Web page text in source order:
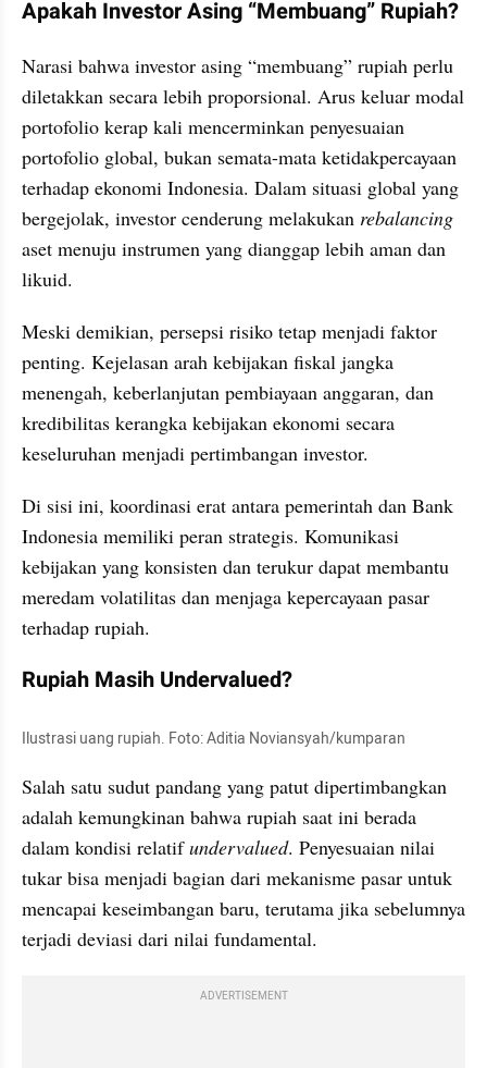
Apakah Investor Asing “Membuang” Rupiah?
Narasi bahwa investor asing “membuang” rupiah perlu
diletakkan secara lebih proporsional. Arus keluar modal
portofolio kerap kali mencerminkan penyesuaian
portofolio global, bukan semata-mata ketidakpercayaan
terhadap ekonomi Indonesia. Dalam situasi global yang
bergejolak, investor cenderung melakukan
aset menuju instrumen yang dianggap lebih aman dan
likuid.
Meski demikian, persepsi risiko tetap menjadi faktor
penting. Kejelasan arah kebijakan fiskal jangka
menengah, keberlanjutan pembiayaan anggaran, dan
kredibilitas kerangka kebijakan ekonomi secara
keseluruhan menjadi pertimbangan investor.
Di sisi ini, koordinasi erat antara pemerintah dan Bank
Indonesia memiliki peran strategis. Komunikasi
kebijakan yang konsisten dan terukur dapat membantu
meredam volatilitas dan menjaga kepercayaan pasar
terhadap rupiah.
Rupiah Masih Undervalued?
Ilustrasi uang rupiah. Foto: Aditia Noviansyah/kumparan
Salah satu sudut pandang yang patut dipertimbangkan
adalah kemungkinan bahwa rupiah saat ini berada
dalam kondisi relatif undervalued. Penyesuaian nilai
tukar bisa menjadi bagian dari mekanisme pasar untuk
mencapai keseimbangan baru, terutama jika sebelumnya
terjadi deviasi dari nilai fundamental.
ADVERTISEMENT